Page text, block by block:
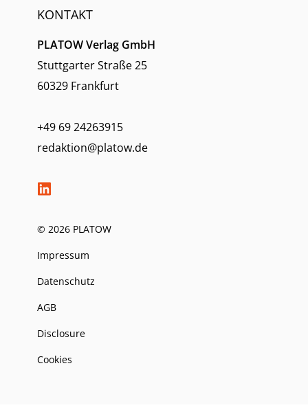
KONTAKT
PLATOW Verlag GmbH
Stuttgarter Straße 25
60329 Frankfurt
+49 69 24263915
redaktion@platow.de
© 2026 PLATOW
Impressum
Datenschutz
AGB
Disclosure
Cookies